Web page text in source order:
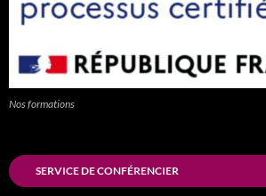
Nos formations
SERVICE DE CONFÉRENCIER